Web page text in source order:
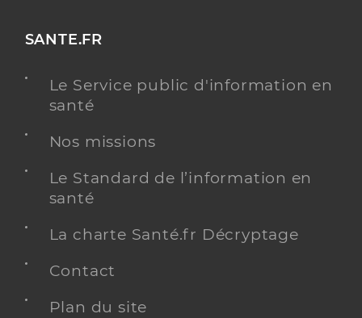
SANTE.FR
Le Service public d'information en
santé
Nos missions
Le Standard de l’information en
santé
La charte Santé.fr Décryptage
Contact
Plan du site